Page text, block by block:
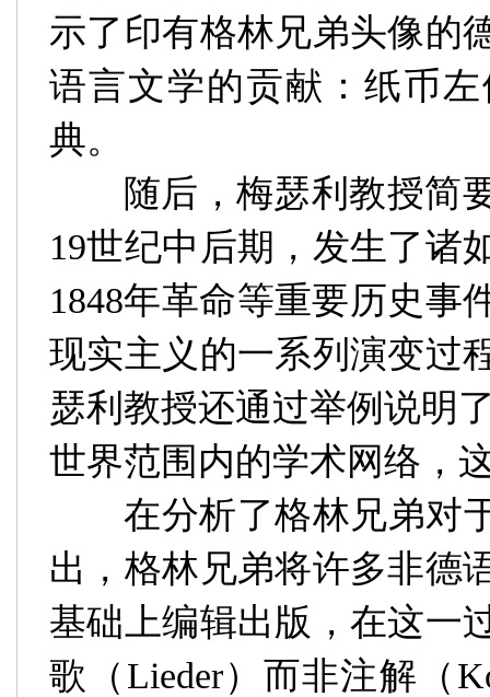
示了印有格林兄弟头像的
语言文学的贡献：纸币
典。
随后， 梅瑟利教授简
19世纪中后期，发生了诸
1848年革命等重要历史事
现实主义的一系列演变过
瑟利教授还通过举例说明
世界范围内的学术网络，
在分析了格林兄弟对
出，格林兄弟将许多非德
基础上编辑出版，在这一
歌（ Lieder）而非注解（